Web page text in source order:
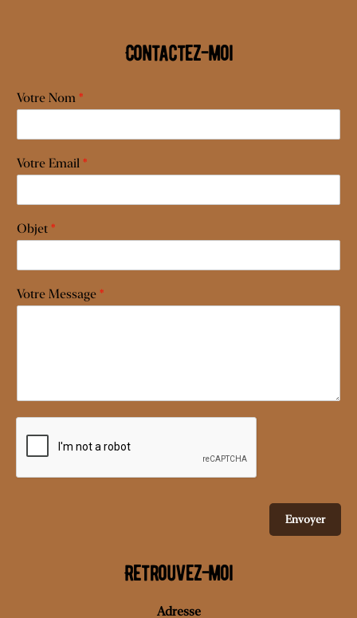
Contactez-moi
Votre Nom *
Votre Email *
Objet *
Votre Message *
Envoyer
Retrouvez-moi
Adresse